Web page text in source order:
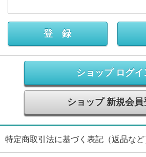
ショップ ログイ
ショップ 新規会員
特定商取引法に基づく表記（返品など